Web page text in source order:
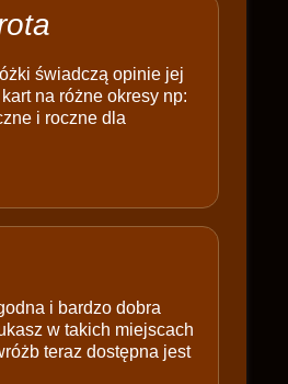
świadczą opinie jej
na różne okresy np:
i roczne dla
i bardzo dobra
w takich miejscach
teraz dostępna jest